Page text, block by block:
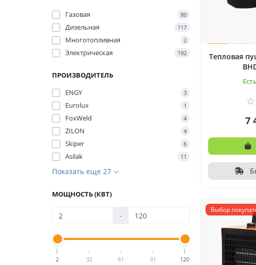
Газовая
80
Дизельная 117
Многотопливная 2
Электрическая 192
ПРОИЗВОДИТЕЛЬ
ENGY
3
Eurolux 1
FoxWeld 4
ZILON 4
Skiper 6
Asilak 11
Показать еще 27
МОЩНОСТЬ (КВТ)
-
2 32 61 91 120
Тепловая
7
Выбор